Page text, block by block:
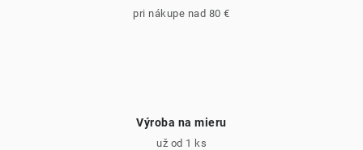
pri nákupe nad 80 €
Výroba na mieru
už od 1 ks